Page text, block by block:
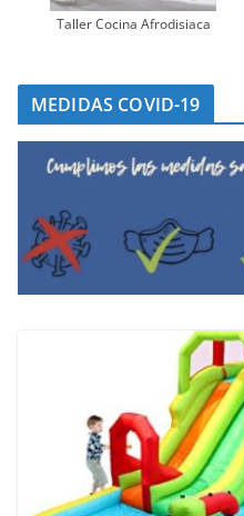
Taller Cocina Afrodisiaca
MEDIDAS COVID-19